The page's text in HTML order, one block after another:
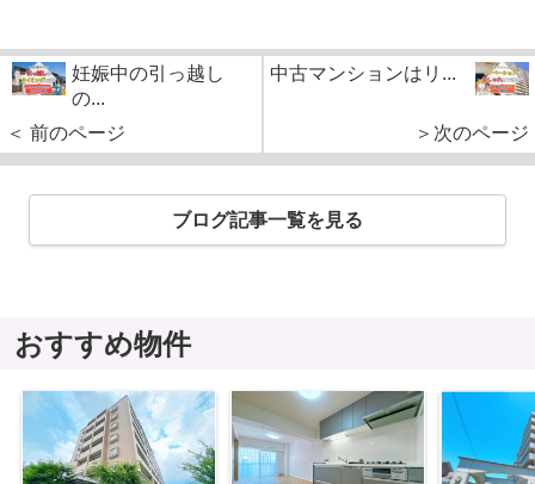
妊娠中の引っ越し
の...
＜ 前のページ
中古マンションはリ...
＞次のページ
ブログ記事一覧を見る
おすすめ物件